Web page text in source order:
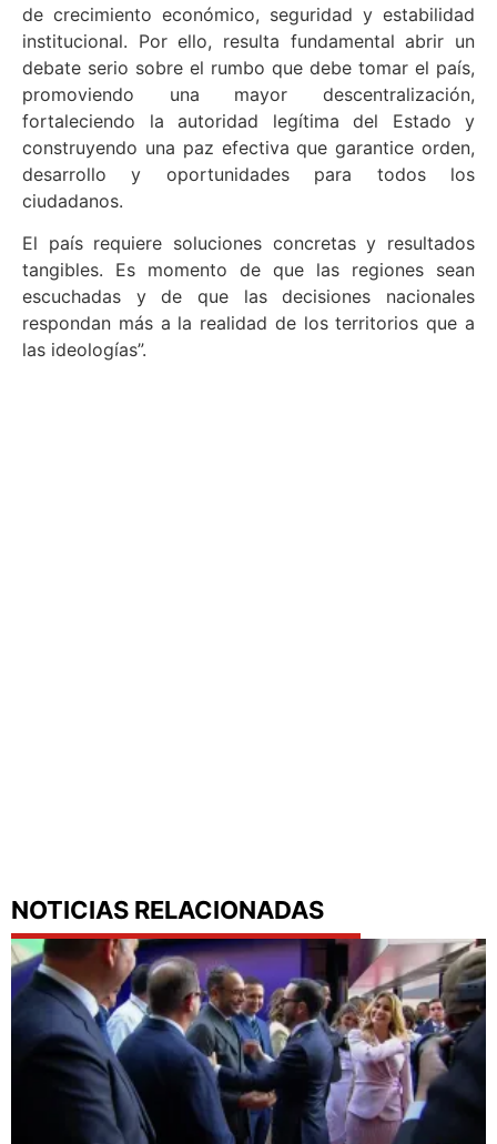
de crecimiento económico, seguridad y estabilidad
institucional. Por ello, resulta fundamental abrir un
debate serio sobre el rumbo que debe tomar el país,
promoviendo una mayor descentralización,
fortaleciendo la autoridad legítima del Estado y
construyendo una paz efectiva que garantice orden,
desarrollo y oportunidades para todos los
ciudadanos.
El país requiere soluciones concretas y resultados
tangibles. Es momento de que las regiones sean
escuchadas y de que las decisiones nacionales
respondan más a la realidad de los territorios que a
las ideologías”.
NOTICIAS RELACIONADAS